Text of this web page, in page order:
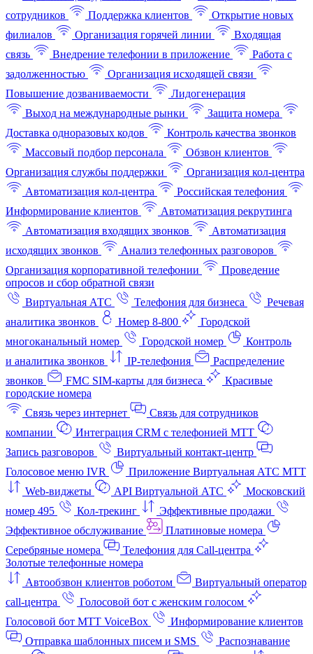
сотрудников
Поддержка клиентов
Открытие новых
филиалов
Организация горячей линии
Входящая
связь
Внедрение телефонии в приложение
Работа с
задолженностью
Организация исходящей связи
Повышение дозваниваемости
Лидогенерация
Выход на международные рынки
Защита номера
Доставка одноразовых кодов
Контроль качества звонков
Массовый подбор персонала
Обзвон клиентов
Организация службы поддержки
Организация кол-центра
Автоматизация кол-центра
Российская телефония
Информирование клиентов
Автоматизация рекрутинга
Автоматизация входящих звонков
Автоматизация
исходящих звонков
Анализ телефонных разговоров
Организация корпоративной телефонии
Проведение
опросов и сбор обратной связи
Виртуальная АТС
Телефония для бизнеса
Речевая
аналитика звонков
Номер 8-800
Городской
многоканальный номер
Городской номер
Контроль
и аналитика звонков
IP-телефония
Распределение
звонков
FMC SIM-карты для бизнеса
Красивые
городские номера
Связь через интернет
Связь для сотрудников
компании
Интеграция CRM с телефонией МТТ
Запись разговоров
Виртуальный контакт‑центр
Голосовое меню IVR
Приложение Виртуальная АТС МТТ
Web-виджеты
API Виртуальной АТС
Московский
номер 495
Кол-трекинг
Эффективные продажи
Эффективное обслуживание
Платиновые номера
Серебряные номера
Телефония для Call-центра
Золотые телефонные номера
Автообзвон клиентов роботом
Виртуальный оператор
call-центра
Голосовой бот с женским голосом
Голосовой бот МТТ VoiceBox
Информирование клиентов
Отправка шаблонных писем и SMS
Распознавание